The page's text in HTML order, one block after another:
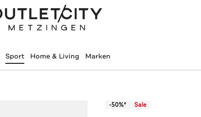
Sport Home & Living Marken
-50%* Sale